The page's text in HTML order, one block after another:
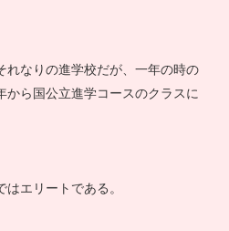
れなりの進学校だが、一年の時の
から国公立進学コースのクラスに
エリートである。